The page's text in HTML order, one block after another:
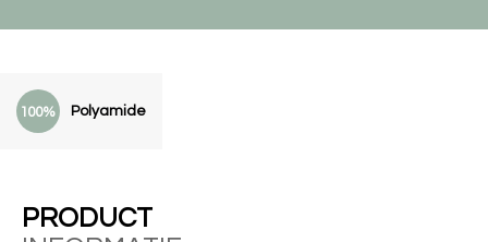
100% Polyamide
PRODUCT